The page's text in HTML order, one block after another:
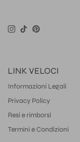
Instagram
TikTokPinterest
LINK VELOCI
Informazioni Legali
Privacy Policy
Resi e rimborsi
Termini e Condizioni